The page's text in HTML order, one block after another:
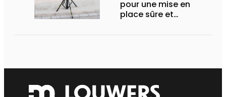
pour une mise en
place sûre et